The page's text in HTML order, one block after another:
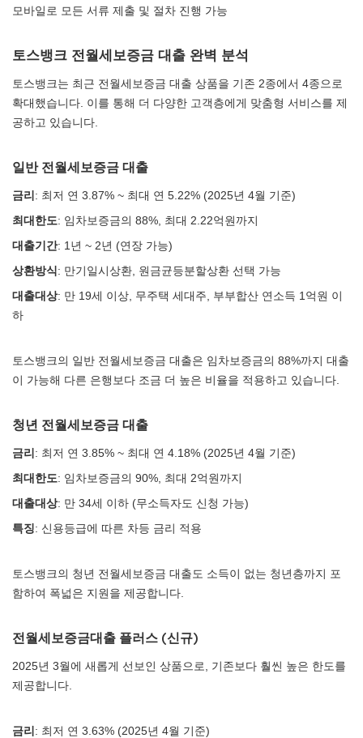
모바일로 모든 서류 제출 및 절차 진행 가능
토스뱅크 전월세보증금 대출 완벽 분석
토스뱅크는 최근 전월세보증금 대출 상품을 기존 2종에서 4종으로
확대했습니다. 이를 통해 더 다양한 고객층에게 맞춤형 서비스를 제
공하고 있습니다.
일반 전월세보증금 대출
금리 : 최저 연 3.87% ~ 최대 연 5.22% (2025년 4월 기준)
최대한도: 임차보증금의 88%, 최대 2.22억원까지
대출기간: 1년 ~ 2년 (연장 가능)
상환방식: 만기일시상환, 원금균등분할상환 선택 가능
대출대상: 만 19세 이상, 무주택 세대주, 부부합산 연소득 1억원 이
하
토스뱅크의 일반 전월세보증금 대출은 임차보증금의 88%까지 대출
이 가능해 다른 은행보다 조금 더 높은 비율을 적용하고 있습니다.
청년 전월세보증금 대출
금리 : 최저 연 3.85% ~ 최대 연 4.18% (2025년 4월 기준)
최대한도: 임차보증금의 90%, 최대 2억원까지
대출대상: 만 34세 이하 (무소득자도 신청 가능)
특징: 신용등급에 따른 차등 금리 적용
토스뱅크의 청년 전월세보증금 대출도 소득이 없는 청년층까지 포
함하여 폭넓은 지원을 제공합니다.
전월세보증금대출 플러스 (신규)
2025년 3월에 새롭게 선보인 상품으로, 기존보다 훨씬 높은 한도를
제공합니다.
금리 : 최저 연 3.63% (2025년 4월 기준)